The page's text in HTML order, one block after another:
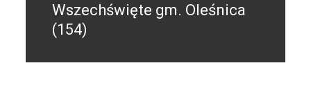
Wszechświęte gm. Oleśnica
(154)